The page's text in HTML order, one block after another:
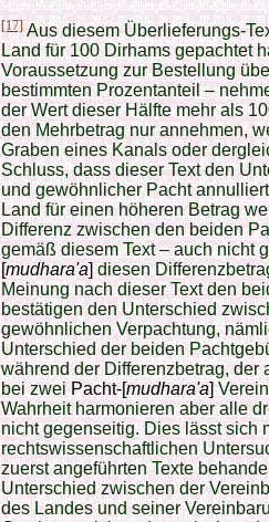
[17]Aus diesem Überlieferungs-
Land für 100 Dirhams gepachtet
Voraussetzung zur Bestellung
bestimmten Prozentanteil –
der Wert dieser Hälfte mehr als
den Mehrbetrag nur annehmen,
Graben eines Kanals oder
Schluss, dass dieser Text den
und gewöhnlicher Pacht
Land für einen höheren Betrag
Differenz zwischen den beiden
gemäß diesem Text – auch nicht
[mudhara'a]diesen
Meinung nach dieser Text den
bestätigen den Unterschied
gewöhnlichen Verpachtung,
Unterschied der beiden
während der Differenzbetrag,
bei zweiPacht-[mudhara'a]
Wahrheit harmonieren aber alle
nicht gegenseitig. Dies lässt sich
rechtswissenschaftlichen
zuerst angeführten Texte
Unterschied zwischen der
des Landes und seiner